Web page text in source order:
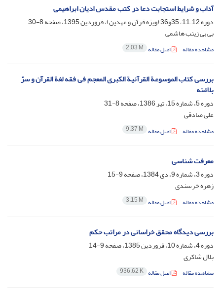
آداب و شرایط استجابت دعا در کتب مقدس ادیان ابراهیمی
دوره 11.12، 35و36 (ویژه قرآن و عهدین)، فروردین 1395، صفحه
8-30
بی بی زینب هاشمی
مشاهده مقاله اصل مقاله 2.03 M
بررسی کتاب الموسوعة القرآنیة الکبری المعجم فی فقه لغة القرآن و سرّ
بلاغته
دوره 5، شماره 15، تیر 1386، صفحه
8-31
علی صادقی
مشاهده مقاله اصل مقاله 9.37 M
معرفت شناسی
دوره 3، شماره 9، دی 1384، صفحه
9-15
زهره خرسندی
مشاهده مقاله اصل مقاله 3.15 M
بررسی دیدگاه محقق خراسانی در مراتب حکم
دوره 4، شماره 10، فروردین 1385، صفحه
9-14
بلال شاکری
مشاهده مقاله اصل مقاله 936.62 K